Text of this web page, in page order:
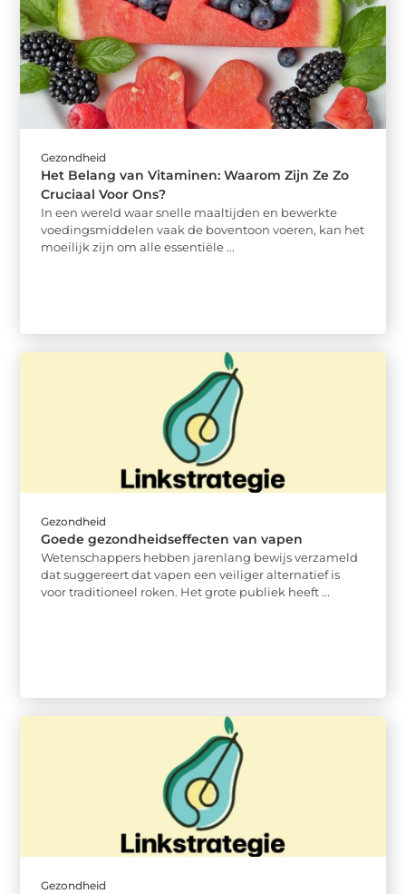
Gezondheid
Het Belang van Vitaminen: Waarom Zijn Ze Zo
Cruciaal Voor Ons?
In een wereld waar snelle maaltijden en bewerkte
voedingsmiddelen vaak de boventoon voeren, kan het
moeilijk zijn om alle essentiële ...
Gezondheid
Goede gezondheidseffecten van vapen
Wetenschappers hebben jarenlang bewijs verzameld
dat suggereert dat vapen een veiliger alternatief is
voor traditioneel roken. Het grote publiek heeft ...
Gezondheid